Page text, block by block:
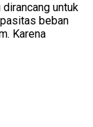
untuk
beban
Karena